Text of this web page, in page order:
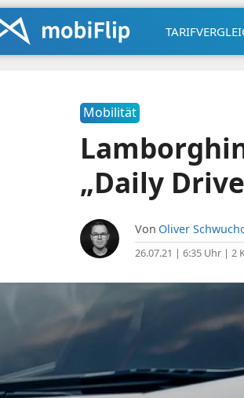
Mobilität
„Daily
Von Oliver
26.07.21 | 6:35 Uhr| 2